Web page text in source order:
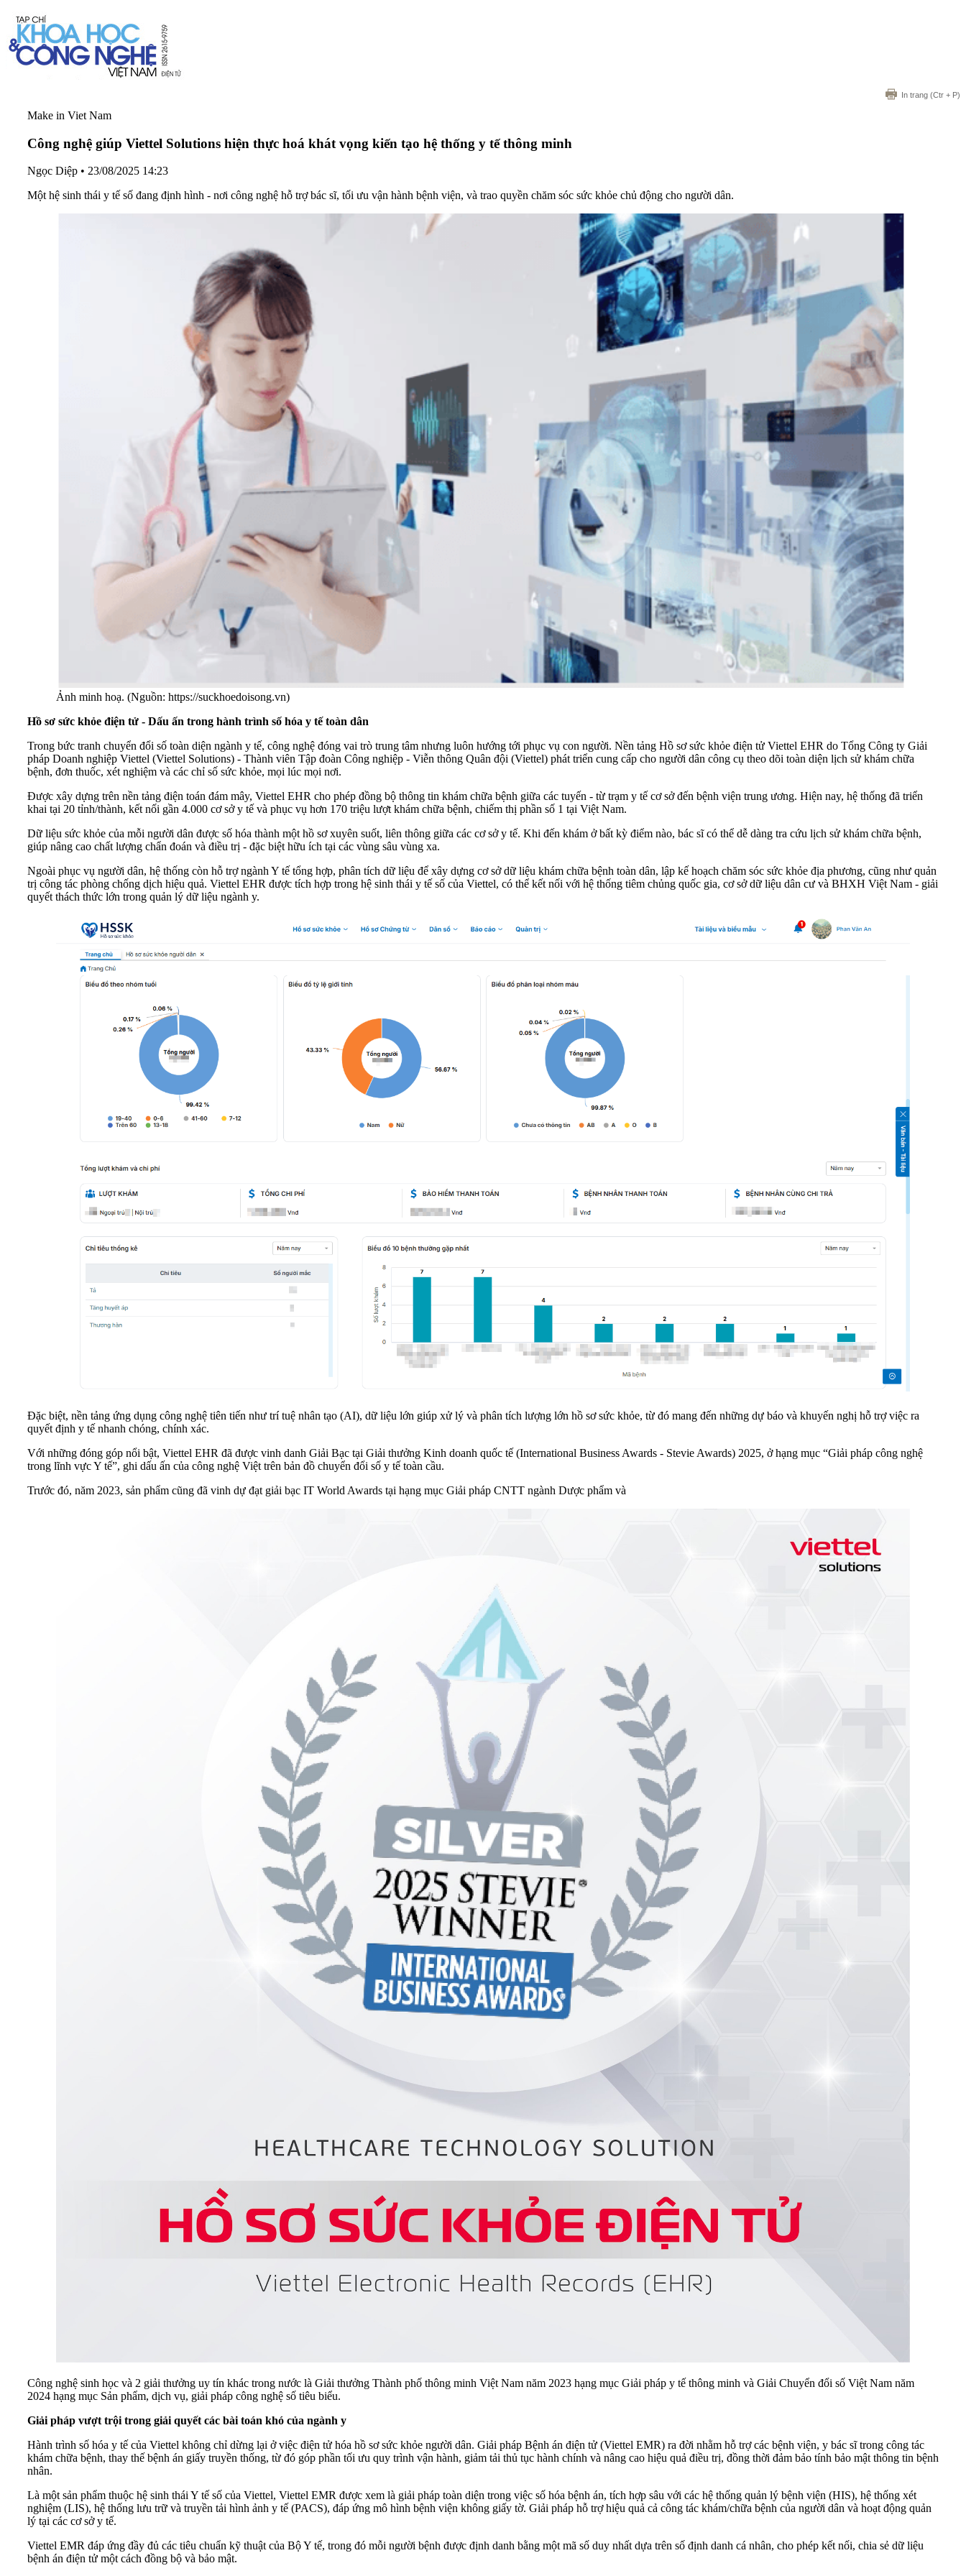
In trang (Ctr + P)
Make in Viet Nam
Công nghệ giúp Viettel Solutions hiện thực hoá khát vọng kiến tạo hệ thống y tế thông minh
Ngọc Diệp • 23/08/2025 14:23
Một hệ sinh thái y tế số đang định hình - nơi công nghệ hỗ trợ bác sĩ, tối ưu vận hành bệnh viện, và trao quyền chăm sóc sức khỏe chủ động cho người dân.
Ảnh minh hoạ. (Nguồn: https://suckhoedoisong.vn)
Hồ sơ sức khỏe điện tử - Dấu ấn trong hành trình số hóa y tế toàn dân
Trong bức tranh chuyển đổi số toàn diện ngành y tế, công nghệ đóng vai trò trung tâm nhưng luôn hướng tới phục vụ con người. Nền tảng Hồ sơ sức khỏe điện tử Viettel EHR do Tổng Công ty Giải
pháp Doanh nghiệp Viettel (Viettel Solutions) - Thành viên Tập đoàn Công nghiệp - Viễn thông Quân đội (Viettel) phát triển cung cấp cho người dân công cụ theo dõi toàn diện lịch sử khám chữa
bệnh, đơn thuốc, xét nghiệm và các chỉ số sức khỏe, mọi lúc mọi nơi.
Được xây dựng trên nền tảng điện toán đám mây, Viettel EHR cho phép đồng bộ thông tin khám chữa bệnh giữa các tuyến - từ trạm y tế cơ sở đến bệnh viện trung ương. Hiện nay, hệ thống đã triển
khai tại 20 tỉnh/thành, kết nối gần 4.000 cơ sở y tế và phục vụ hơn 170 triệu lượt khám chữa bệnh, chiếm thị phần số 1 tại Việt Nam.
Dữ liệu sức khỏe của mỗi người dân được số hóa thành một hồ sơ xuyên suốt, liên thông giữa các cơ sở y tế. Khi đến khám ở bất kỳ điểm nào, bác sĩ có thể dễ dàng tra cứu lịch sử khám chữa bệnh,
giúp nâng cao chất lượng chẩn đoán và điều trị - đặc biệt hữu ích tại các vùng sâu vùng xa.
Ngoài phục vụ người dân, hệ thống còn hỗ trợ ngành Y tế tổng hợp, phân tích dữ liệu để xây dựng cơ sở dữ liệu khám chữa bệnh toàn dân, lập kế hoạch chăm sóc sức khỏe địa phương, cũng như quản
trị công tác phòng chống dịch hiệu quả. Viettel EHR được tích hợp trong hệ sinh thái y tế số của Viettel, có thể kết nối với hệ thống tiêm chủng quốc gia, cơ sở dữ liệu dân cư và BHXH Việt Nam - giải
quyết thách thức lớn trong quản lý dữ liệu ngành y.
Đặc biệt, nền tảng ứng dụng công nghệ tiên tiến như trí tuệ nhân tạo (AI), dữ liệu lớn giúp xử lý và phân tích lượng lớn hồ sơ sức khỏe, từ đó mang đến những dự báo và khuyến nghị hỗ trợ việc ra
quyết định y tế nhanh chóng, chính xác.
Với những đóng góp nổi bật, Viettel EHR đã được vinh danh Giải Bạc tại Giải thưởng Kinh doanh quốc tế (International Business Awards - Stevie Awards) 2025, ở hạng mục “Giải pháp công nghệ
trong lĩnh vực Y tế”, ghi dấu ấn của công nghệ Việt trên bản đồ chuyển đổi số y tế toàn cầu.
Trước đó, năm 2023, sản phẩm cũng đã vinh dự đạt giải bạc IT World Awards tại hạng mục Giải pháp CNTT ngành Dược phẩm và
Công nghệ sinh học và 2 giải thưởng uy tín khác trong nước là Giải thưởng Thành phố thông minh Việt Nam năm 2023 hạng mục Giải pháp y tế thông minh và Giải Chuyển đổi số Việt Nam năm
2024 hạng mục Sản phẩm, dịch vụ, giải pháp công nghệ số tiêu biểu.
Giảipháp vượt trội trong giải quyết các bài toán khó của ngành y
Hành trình số hóa y tế của Viettel không chỉ dừng lại ở việc điện tử hóa hồ sơ sức khỏe người dân. Giải pháp Bệnh án điện tử (Viettel EMR) ra đời nhằm hỗ trợ các bệnh viện, y bác sĩ trong công tác
khám chữa bệnh, thay thế bệnh án giấy truyền thống, từ đó góp phần tối ưu quy trình vận hành, giảm tải thủ tục hành chính và nâng cao hiệu quả điều trị, đồng thời đảm bảo tính bảo mật thông tin bệnh
nhân.
Là một sản phẩm thuộc hệ sinh thái Y tế số của Viettel, Viettel EMR được xem là giải pháp toàn diện trong việc số hóa bệnh án, tích hợp sâu với các hệ thống quản lý bệnh viện (HIS), hệ thống xét
nghiệm (LIS), hệ thống lưu trữ và truyền tải hình ảnh y tế (PACS), đáp ứng mô hình bệnh viện không giấy tờ. Giải pháp hỗ trợ hiệu quả cả công tác khám/chữa bệnh của người dân và hoạt động quản
lý tại các cơ sở y tế.
Viettel EMR đáp ứng đầy đủ các tiêu chuẩn kỹ thuật của Bộ Y tế, trong đó mỗi người bệnh được định danh bằng một mã số duy nhất dựa trên số định danh cá nhân, cho phép kết nối, chia sẻ dữ liệu
bệnh án điện tử một cách đồng bộ và bảo mật.